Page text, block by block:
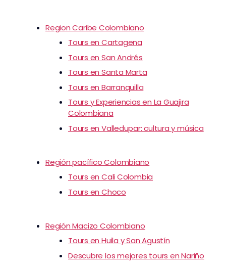
Region Caribe Colombiano
Tours en Cartagena
Tours en San Andrés
Tours en Santa Marta
Tours en Barranquilla
Tours y Experiencias en La Guajira
Colombiana
Tours en Valledupar: cultura y música
Región pacífico Colombiano
Tours en Cali Colombia
Tours en Choco
Región Macizo Colombiano
Tours en Huila y San Agustín
Descubre los mejores tours en Nariño